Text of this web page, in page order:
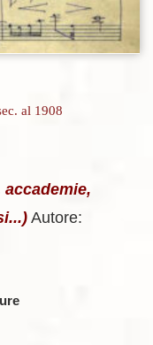
al 1908
Autore: